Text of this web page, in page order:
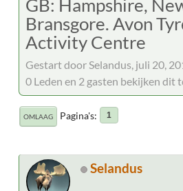
GB: Hampshire,
Bransgore. Avon
Activity Centre
Gestart door Selandus, juli 20,
0 Leden en 2 gasten bekijken dit
OMLAAG Pagina's 1
Selandus